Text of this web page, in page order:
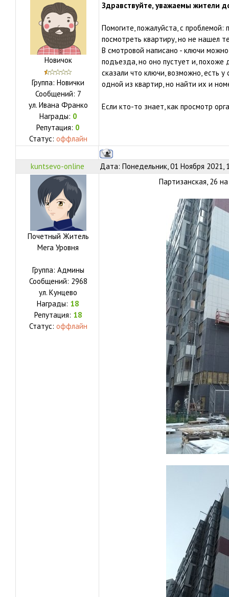
Новичок
Группа: Новички
Сообщений: 7
ул. Ивана Франко
Награды: 0
Репутация: 0
Статус: оффлайн
Здравствуйте, уважаемы жители
Помогите, пожалуйста, с
посмотреть квартиру, но не нашел
В смотровой написано - ключи
подъезда, но оно пустует и,
сказали что ключи, возможно, есть
одной из квартир, но найти их и
Если кто-то знает, как просмотр
kuntsevo-online Дата: Понедельник, 01 Ноября
Почетный Житель
Мега Уровня
Группа: Админы
Сообщений: 2968
ул. Кунцево
Награды: 18
Репутация: 18
Статус: оффлайн
Партизанская, 26